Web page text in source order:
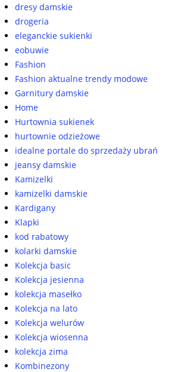
dresy damskie
drogeria
eleganckie sukienki
eobuwie
Fashion
Fashion aktualne trendy modowe
Garnitury damskie
Home
Hurtownia sukienek
hurtownie odzieżowe
idealne portale do sprzedaży ubrań
jeansy damskie
Kamizelki
kamizelki damskie
Kardigany
Klapki
kod rabatowy
kolarki damskie
Kolekcja basic
Kolekcja jesienna
kolekcja masełko
Kolekcja na lato
Kolekcja welurów
Kolekcja wiosenna
kolekcja zima
Kombinezony